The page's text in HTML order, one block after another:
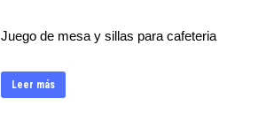
Juego de mesa y sillas para cafeteria
Leer más